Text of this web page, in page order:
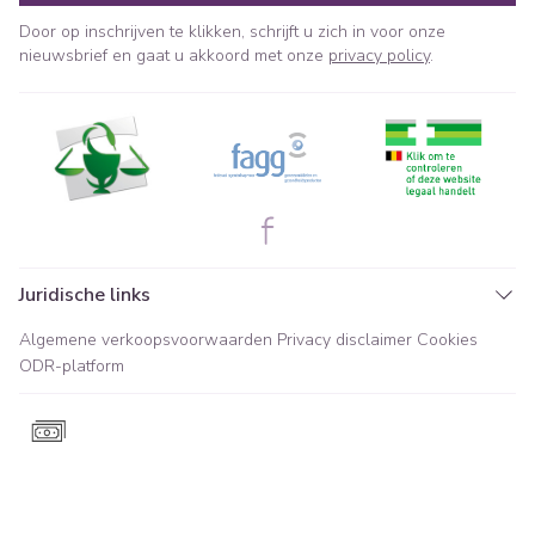
Door op inschrijven te klikken, schrijft u zich in voor onze
nieuwsbrief en gaat u akkoord met onze privacy policy.
Juridische links
Algemene verkoopsvoorwaarden Privacy disclaimer Cookies
ODR-platform